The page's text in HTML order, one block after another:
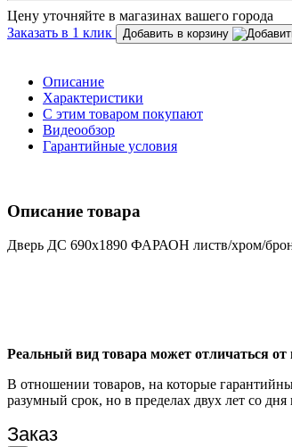
Цену уточняйте в магазинах вашего города
Заказать в 1 клик
Добавить в корзину
Описание
Характеристики
С этим товаром покупают
Видеообзор
Гарантийные условия
Описание товара
Дверь ДС 690х1890 ФАРАОН листв/хром/
Реальный вид товара может отличаться от
В отношении товаров, на которые
разумный срок, но в пределах двух лет со
Заказ